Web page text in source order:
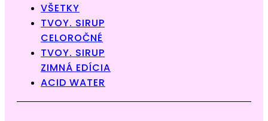
VŠETKY
TVOY. SIRUP
CELOROČNÉ
TVOY. SIRUP
ZIMNÁ EDÍCIA
ACID WATER